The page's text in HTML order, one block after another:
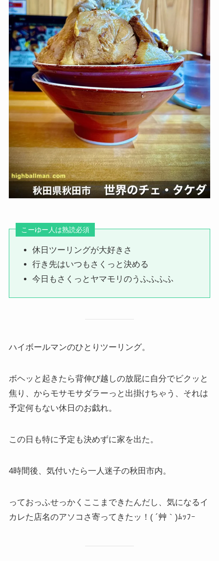
こーゆー人は熟読必須
休日ツーリングが大好きさ
行き先はいつもさくっと決める
今日もさくっとヤマモリのうふふふふ
ハイボールマンのひとりツーリング。
ボヘッと起きたら背伸び越しの放屁に自分でビクッと
焦り、からモサモサダラーっと出掛けちゃう、それは
予定何もない休日のお戯れ。
この日も特に予定も決めずに家を出た。
4時間後、気付いたら一人迷子の秋田市内。
っておっふせっかくここまできたんだし、気になるイ
カレた店名のアソコさ寄ってきたッ！( ´艸｀)ﾑｯﾌｰ